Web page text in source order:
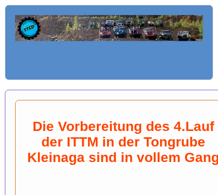
Die Vorbereitung des 4.Lauf
der ITTM in der Tongrube
Kleinaga sind in vollem